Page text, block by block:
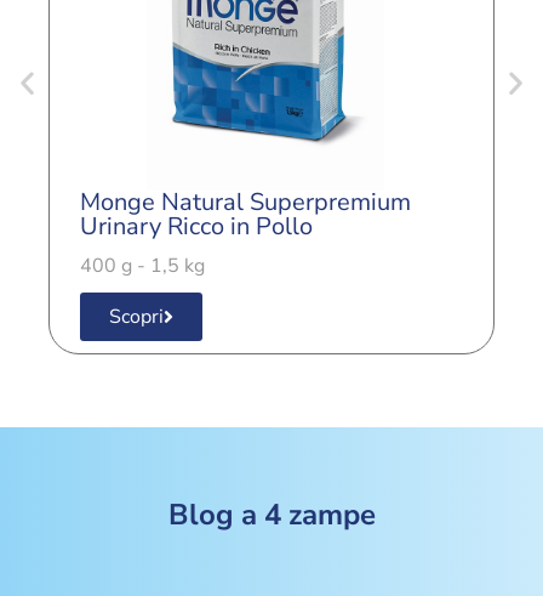
Monge Natural Superpremium
Urinary Ricco in Pollo
400 g - 1,5 kg
Scopri
Blog a 4 zampe